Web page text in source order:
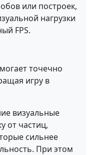
или построек,
нагрузки
FPS.
точечно
игру в
визуальные
от частиц,
сильнее
При этом